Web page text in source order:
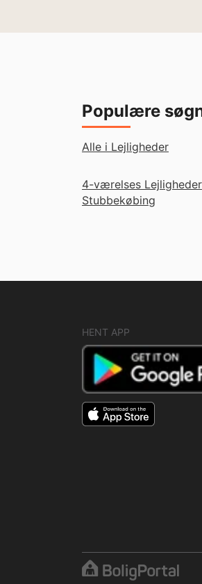
Populære
Alle i Lejligheder
4-værelses Lejligheder
Stubbekøbing
HENT APP